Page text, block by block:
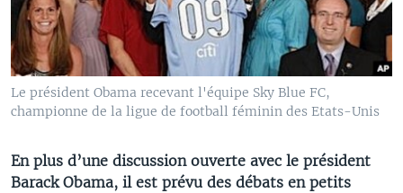
Le président Obama recevant l'équipe Sky Blue FC,
championne de la ligue de football féminin des Etats-Unis
En plus d’une discussion ouverte avec le président
Barack Obama, il est prévu des débats en petits